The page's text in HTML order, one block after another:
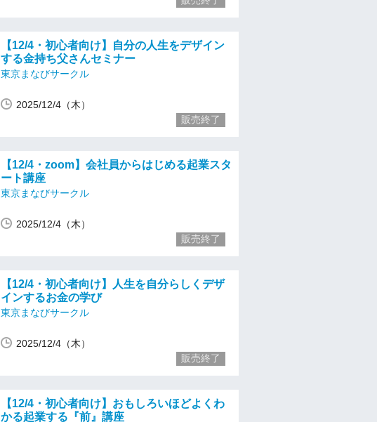
【12/4・初心者向け】自分の人生をデザイン
する金持ち父さんセミナー
東京まなびサークル
2025/12/4（木）
販売終了
【12/4・zoom】会社員からはじめる起業スタ
ート講座
東京まなびサークル
2025/12/4（木）
販売終了
【12/4・初心者向け】人生を自分らしくデザ
インするお金の学び
東京まなびサークル
2025/12/4（木）
販売終了
【12/4・初心者向け】おもしろいほどよくわ
かる起業する『前』講座